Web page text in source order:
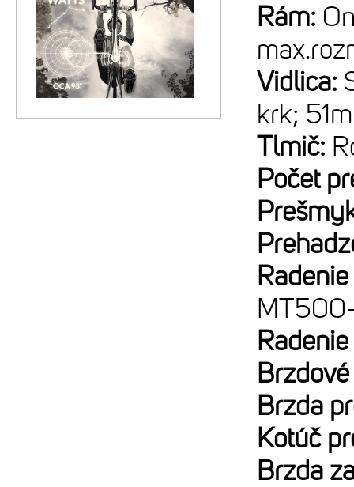
Rám:
Vidlica:
krk;
Tlmič:
Počet
Brzda
Kotúč
Brzda